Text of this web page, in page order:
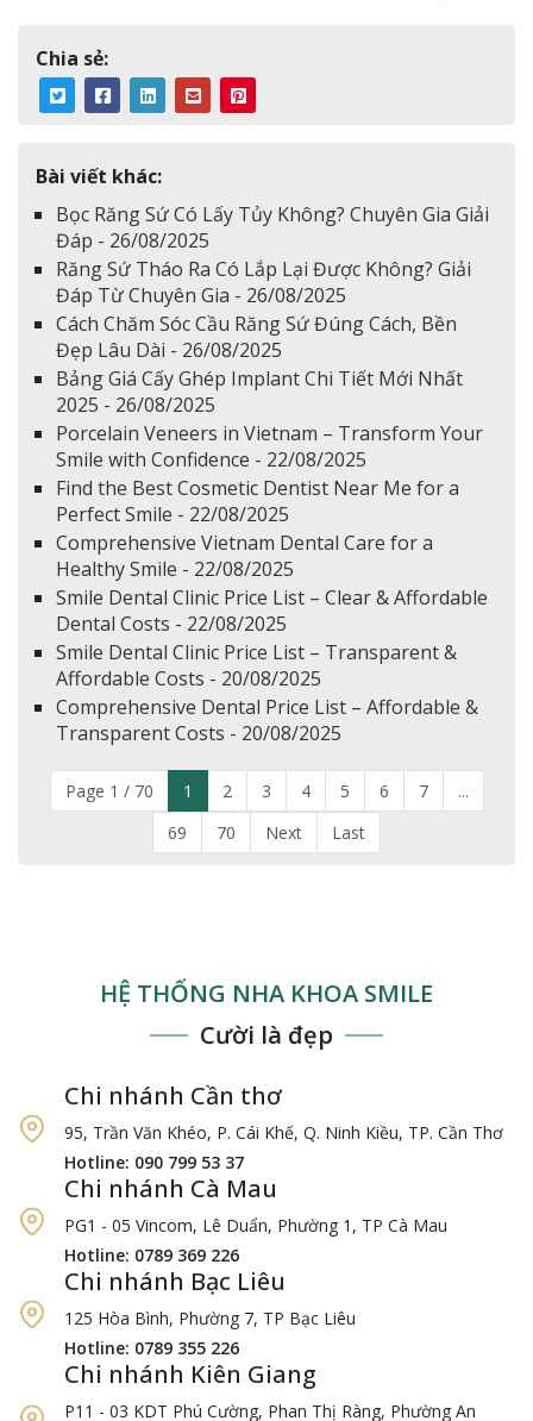
Chia sẻ:
Bài viết khác:
Bọc Răng Sứ Có Lấy Tủy Không? Chuyên Gia Giải
Đáp - 26/08/2025
Răng Sứ Tháo Ra Có Lắp Lại Được Không? Giải
Đáp Từ Chuyên Gia - 26/08/2025
Cách Chăm Sóc Cầu Răng Sứ Đúng Cách, Bền
Đẹp Lâu Dài - 26/08/2025
Bảng Giá Cấy Ghép Implant Chi Tiết Mới Nhất
2025 - 26/08/2025
Porcelain Veneers in Vietnam – Transform Your
Smile with Confidence - 22/08/2025
Find the Best Cosmetic Dentist Near Me for a
Perfect Smile - 22/08/2025
Comprehensive Vietnam Dental Care for a
Healthy Smile - 22/08/2025
Smile Dental Clinic Price List – Clear & Affordable
Dental Costs - 22/08/2025
Smile Dental Clinic Price List – Transparent &
Affordable Costs - 20/08/2025
Comprehensive Dental Price List – Affordable &
Transparent Costs - 20/08/2025
Page 1 / 70 1 2 3 4 5 6 7
...
69
70 Next Last
HỆ THỐNG NHA KHOA SMILE
Cười là đẹp
Chi nhánh Cần thơ
95, Trần Văn Khéo, P. Cái Khế, Q. Ninh Kiều, TP. Cần Thơ
Hotline: 090 799 53 37
Chi nhánh Cà Mau
PG1 - 05 Vincom, Lê Duẩn, Phường 1, TP Cà Mau
Hotline: 0789 369 226
Chi nhánh Bạc Liêu
125 Hòa Bình, Phường 7, TP Bạc Liêu
Hotline: 0789 355 226
Chi nhánh Kiên Giang
P11 - 03 KDT Phú Cường, Phan Thị Ràng, Phường An